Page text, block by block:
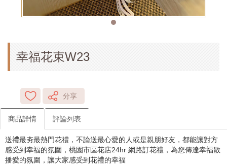
幸福花束W23
分享
商品詳情 評論列表
送禮最夯最熱門花禮，不論送最心愛的人或是親朋好友，都能讓對方
感受到幸福的氛圍，桃園市區花店24hr 網路訂花禮，為您傳達幸福散
播愛的氛圍，讓大家感受到花禮的幸福